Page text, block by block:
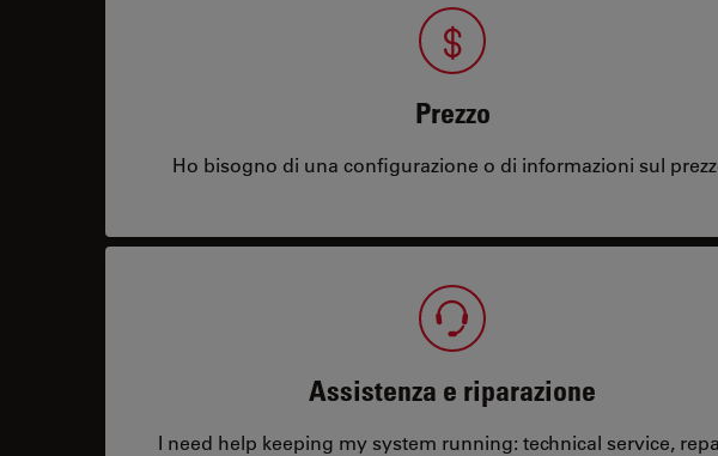
Prezzo
Ho bisogno di una configurazione o di informazioni sul
Assistenza e riparazione
I need help keeping my system running: technical service,